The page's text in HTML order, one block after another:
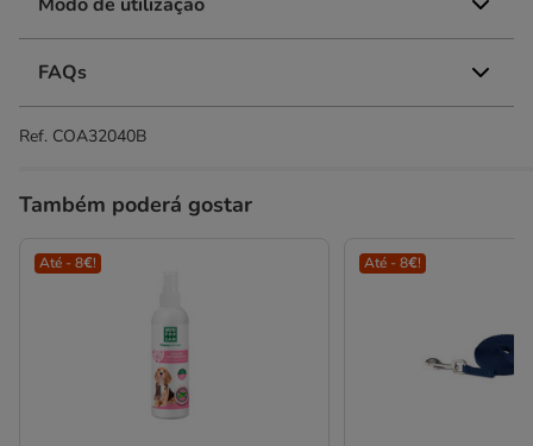
FAQs
Ref. COA32040B
Também poderá gostar
Até - 8€! Até - 8€!